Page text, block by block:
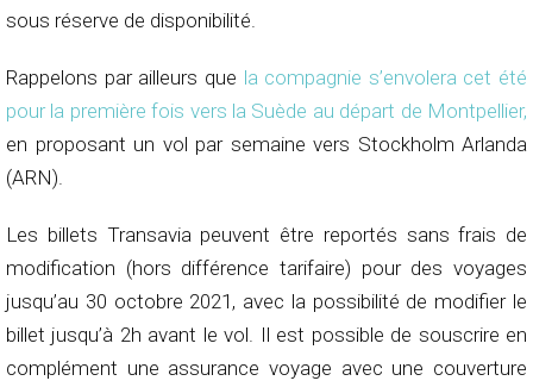
sous réserve de disponibilité.
Rappelons par ailleurs que la compagnie s’envolera cet été
pour la première fois vers la Suède au départ de Montpellier,
en proposant un vol par semaine vers Stockholm Arlanda
(ARN).
Les billets Transavia peuvent être reportés sans frais de
modification (hors différence tarifaire) pour des voyages
jusqu’au 30 octobre 2021, avec la possibilité de modifier le
billet jusqu’à 2h avant le vol. Il est possible de souscrire en
complément une assurance voyage avec une couverture